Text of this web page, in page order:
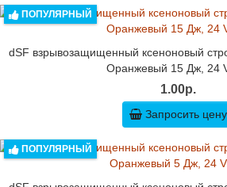
ПОПУЛЯРНЫЙ
dSF взрывозащищенный ксеноновый
Оранжевый 15 Дж, 24
1.00р.
Запросить цену
ПОПУЛЯРНЫЙ